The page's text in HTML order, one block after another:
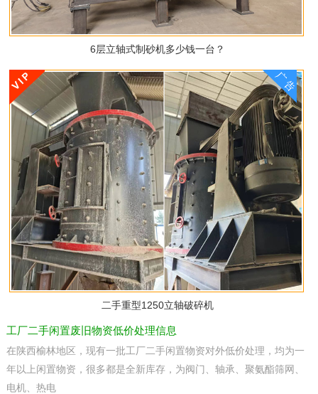
6层立轴式制砂机多少钱一台？
二手重型1250立轴破碎机
工厂二手闲置废旧物资低价处理信息
在陕西榆林地区，现有一批工厂二手闲置物资对外低价处理，均为一
年以上闲置物资，很多都是全新库存，为阀门、轴承、聚氨酯筛网、
电机、热电